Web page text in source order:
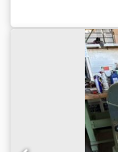
pneumatique,
faces largeur :
plateau tournant